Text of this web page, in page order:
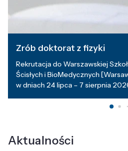
Zrób doktorat z fizyki
Rekrutacja do Warszawskiej
Ścisłych i BioMedycznych
w dniach 24 lipca – 7 sierpnia
Aktualności